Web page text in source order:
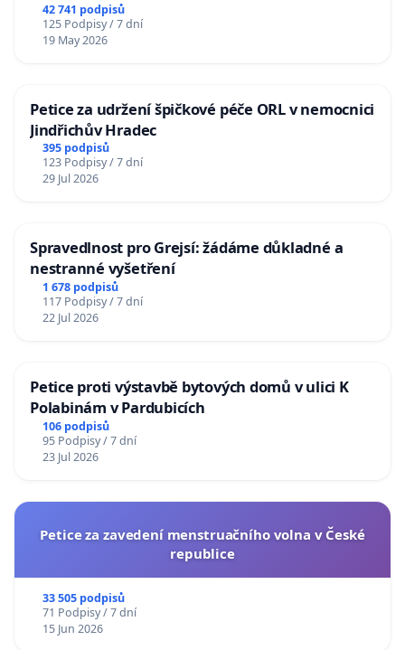
42 741 podpisů
125 Podpisy / 7 dní
19 May 2026
Petice za udržení špičkové péče ORL v nemocnici
Jindřichův Hradec
395 podpisů
123 Podpisy / 7 dní
29 Jul 2026
Spravedlnost pro Grejsí: žádáme důkladné a
nestranné vyšetření
1 678 podpisů
117 Podpisy / 7 dní
22 Jul 2026
Petice proti výstavbě bytových domů v ulici K
Polabinám v Pardubicích
106 podpisů
95 Podpisy / 7 dní
23 Jul 2026
Petice za zavedení menstruačního volna v České
republice
33 505 podpisů
71 Podpisy / 7 dní
15 Jun 2026